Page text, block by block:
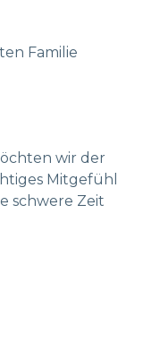
Familie
wir der
Mitgefühl
schwere Zeit